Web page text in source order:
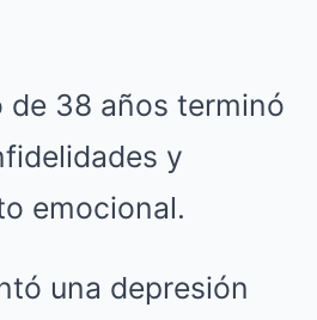
de 38 años terminó
y
emocional.
una depresión